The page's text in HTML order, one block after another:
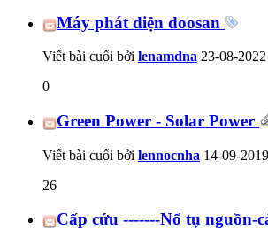
Máy phát điện doosan
Viết bài cuối bởi lenamdna 23-08-2022
0
Green Power - Solar Power
Viết bài cuối bởi lennocnha 14-09-2019
26
Cấp cứu -------Nổ tụ nguồn-